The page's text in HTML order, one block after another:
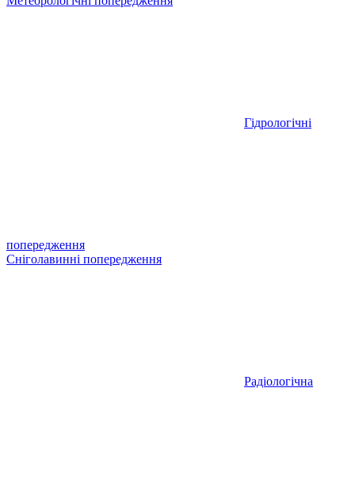
Гідрологічні
попередження
Сніголавинні попередження
Радіологічна